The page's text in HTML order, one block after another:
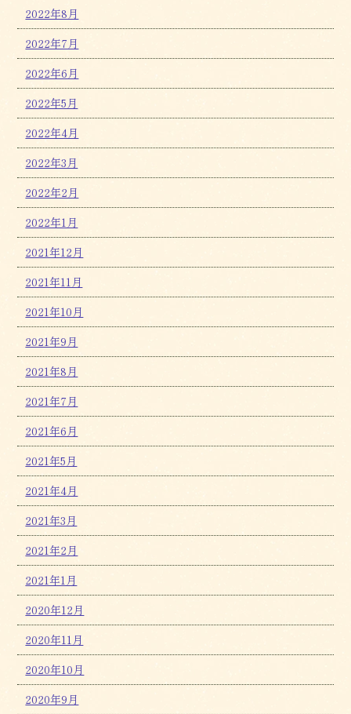
2022年8月
2022年7月
2022年6月
2022年5月
2022年4月
2022年3月
2022年2月
2022年1月
2021年12月
2021年11月
2021年10月
2021年9月
2021年8月
2021年7月
2021年6月
2021年5月
2021年4月
2021年3月
2021年2月
2021年1月
2020年12月
2020年11月
2020年10月
2020年9月